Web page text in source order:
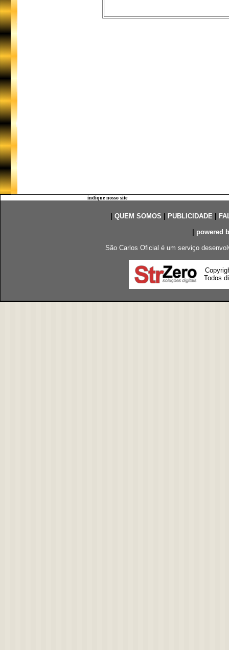
indique nosso site
QUEM SOMOS PUBLICIDADE|
powered
São Carlos Oficial é um serviço
Todos